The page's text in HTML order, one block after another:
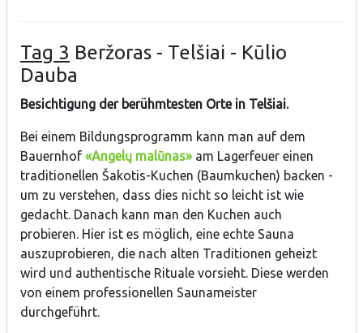
Tag 3 Beržoras - Telšiai - Kūlio
Dauba
Besichtigung der berühmtesten Orte in Telšiai.
Bei einem Bildungsprogramm kann man auf dem
Bauernhof «Angelų malūnas» am Lagerfeuer einen
traditionellen Šakotis-Kuchen (Baumkuchen) backen -
um zu verstehen, dass dies nicht so leicht ist wie
gedacht. Danach kann man den Kuchen auch
probieren. Hier ist es möglich, eine echte Sauna
auszuprobieren, die nach alten Traditionen geheizt
wird und authentische Rituale vorsieht. Diese werden
von einem professionellen Saunameister
durchgeführt.